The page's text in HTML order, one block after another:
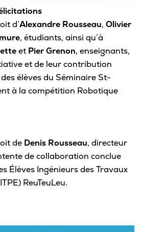
d’Alexandre Rousseau, Olivier
, étudiants, ainsi qu’à
et Pier Grenon, enseignants,
et de leur contribution
élèves du Séminaire St-
à la compétition Robotique
de Denis Rousseau, directeur
de collaboration conclue
Élèves Ingénieurs des Travaux
ReuTeuLeu.